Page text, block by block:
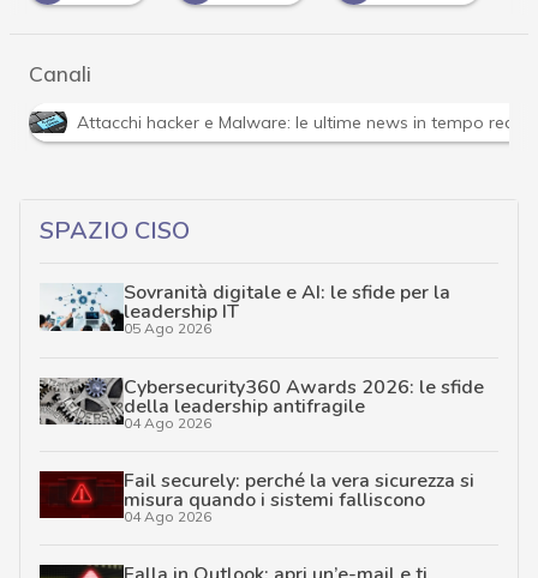
Canali
Attacchi hacker e Malware: le ultime news in tempo
SPAZIO CISO
Sovranità digitale e AI: le sfide per la
leadership IT
05 Ago 2026
Cybersecurity360 Awards 2026: le sfide
della leadership antifragile
04 Ago 2026
Fail securely: perché la vera sicurezza si
misura quando i sistemi falliscono
04 Ago 2026